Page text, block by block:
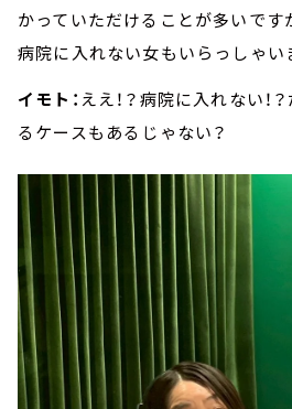
かっていただけることが多いです
病院に入れない女もいらっしゃい
イモト： ええ！？病院に入れない！
るケースもあるじゃない？